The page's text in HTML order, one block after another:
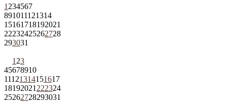
1 234567
891011121314
15161718192021
22232425262728
293031
1 23
45678910
11121314151617
18192021 222324
25262728293031